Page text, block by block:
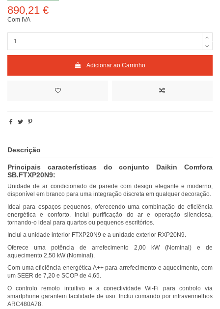
890,21 €
Com IVA
Adicionar ao Carrinho
Descrição
Principais características do conjunto Daikin Comfora
SB.FTXP20N9:
Unidade de ar condicionado de parede com design elegante e moderno,
disponível em branco para uma integração discreta em qualquer decoração.
Ideal para espaços pequenos, oferecendo uma combinação de eficiência
energética e conforto. Inclui purificação do ar e operação silenciosa,
tornando-o ideal para quartos ou pequenos escritórios.
Inclui a unidade interior FTXP20N9 e a unidade exterior RXP20N9.
Oferece uma potência de arrefecimento 2,00 kW (Nominal) e de
aquecimento 2,50 kW (Nominal).
Com uma eficiência energética A++ para arrefecimento e aquecimento, com
um SEER de 7,20 e SCOP de 4,65.
O controlo remoto intuitivo e a conectividade Wi-Fi para controlo via
smartphone garantem facilidade de uso. Inclui comando por infravermelhos
ARC480A78.